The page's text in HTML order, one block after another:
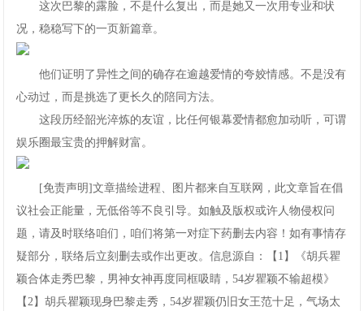
这次巴黎的露脸，不是什么复出，而是她又一次用专业和状
况，稳稳写下的一页新篇章。
他们证明了异性之间的确存在逾越爱情的夸姣情感。不是没有
心动过，而是挑选了更长久的陪同方法。
这段历经韶光淬炼的友谊，比任何银幕爱情都愈加动听，可谓
娱乐圈最宝贵的押解财富。
[免责声明]文章描绘进程、图片都来自互联网，此文章旨在倡
议社会正能量，无低俗等不良引导。如触及版权或许人物侵权问
题，请及时联络咱们，咱们将第一对症下药删去内容！如有事情存
疑部分，联络后立刻删去或作出更改。信息源自：【1】《胡兵瞿
颖合体走秀巴黎，男神女神再度同框吸睛，54岁瞿颖不输超模》
【2】胡兵瞿颖现身巴黎走秀，54岁瞿颖仍旧女王范十足，气场太